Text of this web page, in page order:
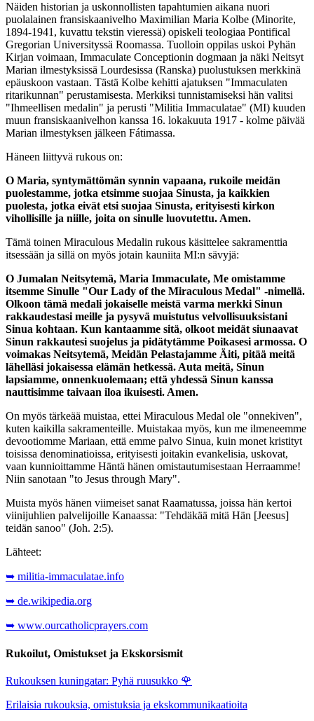
Näiden historian ja uskonnollisten tapahtumien aikana nuori
puolalainen fransiskaanivelho Maximilian Maria Kolbe (Minorite,
1894-1941, kuvattu tekstin vieressä) opiskeli teologiaa Pontifical
Gregorian Universityssä Roomassa. Tuolloin oppilas uskoi Pyhän
Kirjan voimaan, Immaculate Conceptionin dogmaan ja näki Neitsyt
Marian ilmestyksissä Lourdesissa (Ranska) puolustuksen merkkinä
epäuskoon vastaan. Tästä Kolbe kehitti ajatuksen "Immaculaten
ritarikunnan" perustamisesta. Merkiksi tunnistamiseksi hän valitsi
"Ihmeellisen medalin" ja perusti "Militia Immaculatae" (MI) kuuden
muun fransiskaanivelhon kanssa 16. lokakuuta 1917 - kolme päivää
Marian ilmestyksen jälkeen Fátimassa.
Häneen liittyvä rukous on:
O Maria, syntymättömän synnin vapaana, rukoile meidän
puolestamme, jotka etsimme suojaa Sinusta, ja kaikkien
puolesta, jotka eivät etsi suojaa Sinusta, erityisesti kirkon
vihollisille ja niille, joita on sinulle luovutettu. Amen.
Tämä toinen Miraculous Medalin rukous käsittelee sakramenttia
itsessään ja sillä on myös jotain kauniita MI:n sävyjä:
O Jumalan Neitsytemä, Maria Immaculate, Me omistamme
itsemme Sinulle "Our Lady of the Miraculous Medal" -nimellä.
Olkoon tämä medali jokaiselle meistä varma merkki Sinun
rakkaudestasi meille ja pysyvä muistutus velvollisuuksistani
Sinua kohtaan. Kun kantaamme sitä, olkoot meidät siunaavat
Sinun rakkautesi suojelus ja pidätytämme Poikasesi armossa. O
voimakas Neitsytemä, Meidän Pelastajamme Äiti, pitää meitä
lähelläsi jokaisessa elämän hetkessä. Auta meitä, Sinun
lapsiamme, onnenkuolemaan; että yhdessä Sinun kanssa
nauttisimme taivaan iloa ikuisesti. Amen.
On myös tärkeää muistaa, ettei Miraculous Medal ole "onnekiven",
kuten kaikilla sakramenteille. Muistakaa myös, kun me ilmeneemme
devootiomme Mariaan, että emme palvo Sinua, kuin monet kristityt
toisissa denominatioissa, erityisesti joitakin evankelisia, uskovat,
vaan kunnioittamme Häntä hänen omistautumisestaan Herraamme!
Niin sanotaan "to Jesus through Mary".
Muista myös hänen viimeiset sanat Raamatussa, joissa hän kertoi
viinijuhlien palvelijoille Kanaassa: "Tehdäkää mitä Hän [Jeesus]
teidän sanoo" (Joh. 2:5).
Lähteet:
➥ militia-immaculatae.info
➥ de.wikipedia.org
➥ www.ourcatholicprayers.com
Rukoilut, Omistukset ja Ekskorsismit
Rukouksen kuningatar: Pyhä ruusukko 🌹
Erilaisia rukouksia, omistuksia ja ekskommunikaatioita